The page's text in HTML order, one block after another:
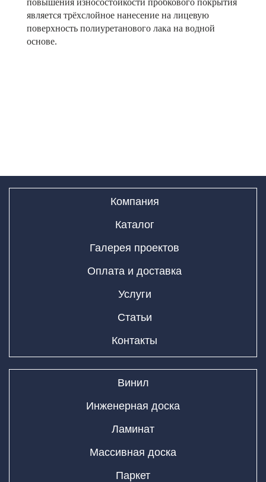
является трёхслойное нанесение на лицевую
поверхность полиуретанового лака на водной
основе.
Компания
Каталог
Галерея проектов
Оплата и доставка
Услуги
Статьи
Контакты
Винил
Инженерная доска
Ламинат
Массивная доска
Паркет